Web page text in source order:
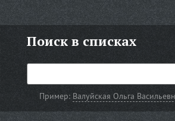
Поиск в списках
Пример: Валуйская Ольга